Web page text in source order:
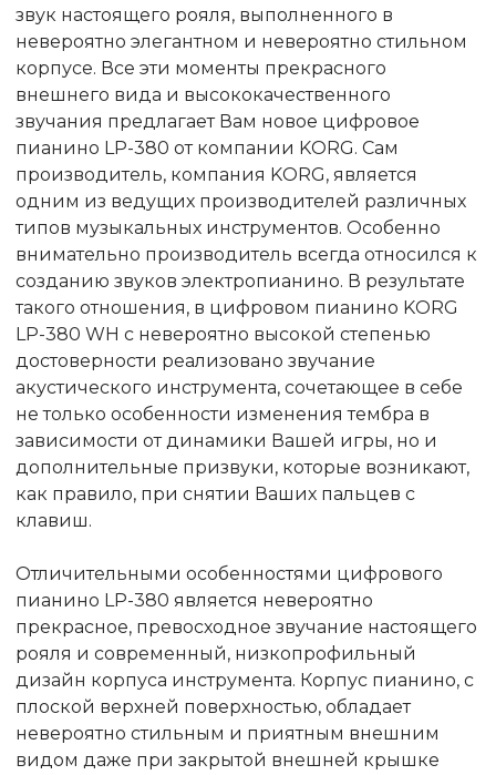
звук настоящего рояля, выполненного в
невероятно элегантном и невероятно стильном
корпусе. Все эти моменты прекрасного
внешнего вида и высококачественного
звучания предлагает Вам новое цифровое
пианино LP-380 от компании KORG. Сам
производитель, компания KORG, является
одним из ведущих производителей различных
типов музыкальных инструментов. Особенно
внимательно производитель всегда относился к
созданию звуков электропианино. В результате
такого отношения, в цифровом пианино KORG
LP-380 WH с невероятно высокой степенью
достоверности реализовано звучание
акустического инструмента, сочетающее в себе
не только особенности изменения тембра в
зависимости от динамики Вашей игры, но и
дополнительные призвуки, которые возникают,
как правило, при снятии Ваших пальцев с
клавиш.
Отличительными особенностями цифрового
пианино LP-380 является невероятно
прекрасное, превосходное звучание настоящего
рояля и современный, низкопрофильный
дизайн корпуса инструмента. Корпус пианино, с
плоской верхней поверхностью, обладает
невероятно стильным и приятным внешним
видом даже при закрытой внешней крышке